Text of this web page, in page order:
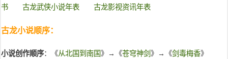
书
古龙武侠小说年表 古龙影视资讯年表
古龙小说顺序：
小说创作顺序：《从北国到南国》→《苍穹神剑 》→《剑毒梅香》